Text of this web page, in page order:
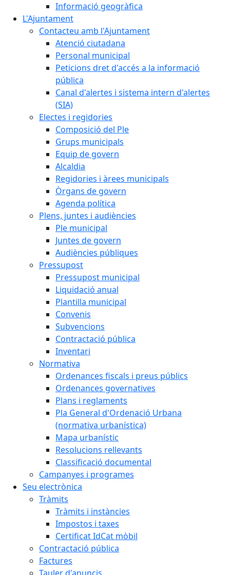
Informació geogràfica
L'Ajuntament
Contacteu amb l'Ajuntament
Atenció ciutadana
Personal municipal
Peticions dret d'accés a la informació
pública
Canal d'alertes i sistema intern d'alertes
(SIA)
Electes i regidories
Composició del Ple
Grups municipals
Equip de govern
Alcaldia
Regidories i àrees municipals
Òrgans de govern
Agenda política
Plens, juntes i audiències
Ple municipal
Juntes de govern
Audiències públiques
Pressupost
Pressupost municipal
Liquidació anual
Plantilla municipal
Convenis
Subvencions
Contractació pública
Inventari
Normativa
Ordenances fiscals i preus públics
Ordenances governatives
Plans i reglaments
Pla General d'Ordenació Urbana
(normativa urbanística)
Mapa urbanístic
Resolucions rellevants
Classificació documental
Campanyes i programes
Seu electrònica
Tràmits
Tràmits i instàncies
Impostos i taxes
Certificat IdCat mòbil
Contractació pública
Factures